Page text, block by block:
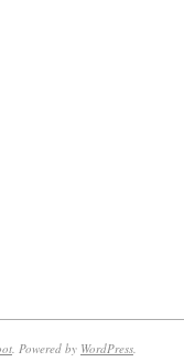
. Powered by WordPress